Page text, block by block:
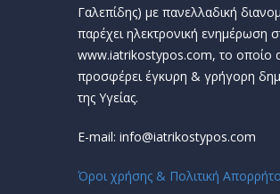
Γαλεπίδης) με πανελλαδική
παρέχει ηλεκτρονική ενημέρωση
www.iatrikostypos.com, το οποίο
προσφέρει έγκυρη & γρήγορη
της Υγείας.
E-mail: info@iatrikostypos.com
Όροι χρήσης & Πολιτική